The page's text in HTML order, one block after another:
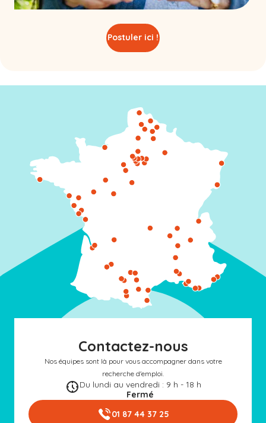
Postuler ici !
Contactez-nous
Nos équipes sont là pour vous accompagner dans votre
recherche d'emploi.
Du lundi au vendredi : 9 h - 18 h
Fermé
01 87 44 37 25